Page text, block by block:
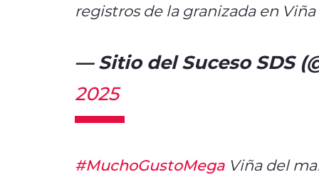
registros de la granizada en
— Sitio del Suceso SDS
2025
#MuchoGustoMegaViña del